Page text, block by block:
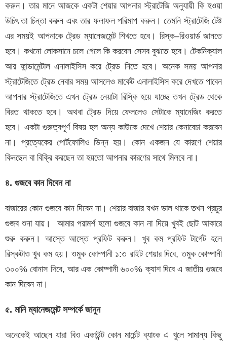
করুন। তার মানে আজকে একটা শেয়ার আপনার স্ট্রাটেজি অনুযায়ী কি হওয়া
উচিৎ তা চিন্তা করুন এবং তার ফলাফল পরিমাপ করুন। তেমনি স্ট্রাটেজি টেষ্ট
এর সময়ই আপনাকে ট্রেড ম্যানেজমেন্ট শিখতে হবে। রিস্ক–রিওয়ার্ড জানতে
হবে। কখনো লোকসানে চলে গেলে কি করবেন সেসব বুঝতে হবে। টেকনিক্যাল
আর ফান্ডামেন্টাল এনালাইসিস করে ট্রেড নিতে হবে। অনেক সময় আপনার
স্ট্রাটেজিতে ট্রেড নেবার সময় আসলেও মার্কেট এনালাইসিস করে দেখতে পাবেন
আপনার স্ট্রাটেজিতে এখন ট্রেড নেয়াটা রিস্কি হয়ে যাচ্ছে তখন ট্রেড থেকে
বিরত থাকতে হবে। অথবা ট্রেড দিয়ে ফেললেও সেটাকে ম্যানেজিং করতে
হবে। একটা গুরুত্বপূর্ণ বিষয় হল অন্য কাউকে দেখে শেয়ার কেনাবেচা করবেন
না। প্রত্যেকের পোর্টফোলিও ভিন্ন হয়। কোন একজন যে কারণে শেয়ার
কিনছেন বা বিক্রি করছেন তা হয়তো আপনার কারণের সাথে মিলবে না।
৪. গুজবে কান দিবেন না
বাজারের কোন গুজবে কান দিবেন না। শেয়ার বাজার যখন ভাল থাকে তখন প্রচুর
গুজব শুনা যায়। আমার পরামর্শ হলো গুজবে কান না দিয়ে খুবই ছোট আকারে
শুরু করুন। আস্তে আস্তে প্রফিট করুন। খুব কম প্রফিট টার্গেট হলে
রিস্কটাও খুব কম হয়। ওমুক কোম্পানী ১:৩ রাইট শেয়ার দিবে, তমুক কোম্পানী
৩০০% বোনাস দিবে, আর এক কোম্পানী ৬০০% ক্যাশ দিবে এ জাতীয় গুজবে
কান দিবেন না।
৫. মানি ম্যানেজমেন্ট সম্পর্কে জানুন
অনেকেই আছেন যারা বিও একাউন্ট কোন মার্চেন্ট ব্যাংক এ খুলে সামান্য কিছু